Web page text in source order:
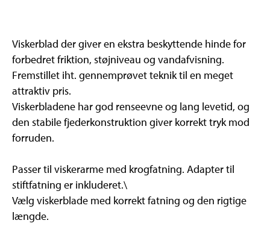
Viskerblad der giver en ekstra beskyttende hinde for
forbedret friktion, støjniveau og vandafvisning.
Fremstillet iht. gennemprøvet teknik til en meget
attraktiv pris.
Viskerbladene har god renseevne og lang levetid, og
den stabile fjederkonstruktion giver korrekt tryk mod
forruden.
Passer til viskerarme med krogfatning. Adapter til
stiftfatning er inkluderet.\
Vælg viskerblade med korrekt fatning og den rigtige
længde.